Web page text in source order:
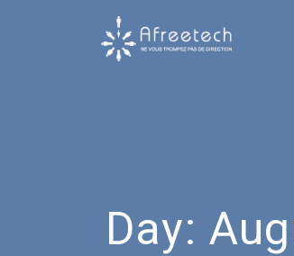
Day: